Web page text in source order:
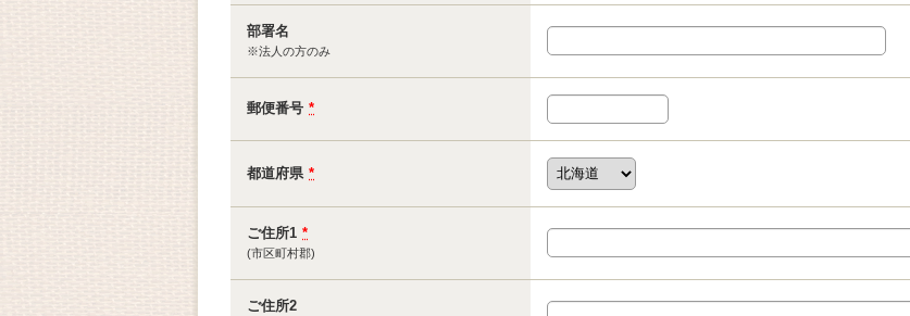
部署名
※法人の方のみ
郵便番号 *
都道府県 *
ご住所1 *
(市区町村郡)
ご住所2